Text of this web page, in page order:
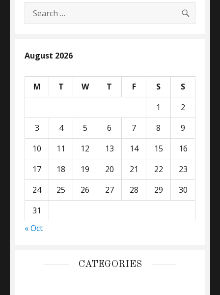
Search
for:
August 2026
M T W T F S
S
1
2
3
4 5 6 7 8
9
10
11 12 13 14 15
16
17
18 19 20 21 22
23
24
25 26 27 28 29
30
31
« Oct
CATEGORIES